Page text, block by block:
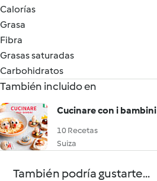
Calorías
Grasa
Fibra
Grasas saturadas
Carbohidratos
También incluido en
Cucinare con i bambini
10 Recetas
Suiza
También podría gustarte...